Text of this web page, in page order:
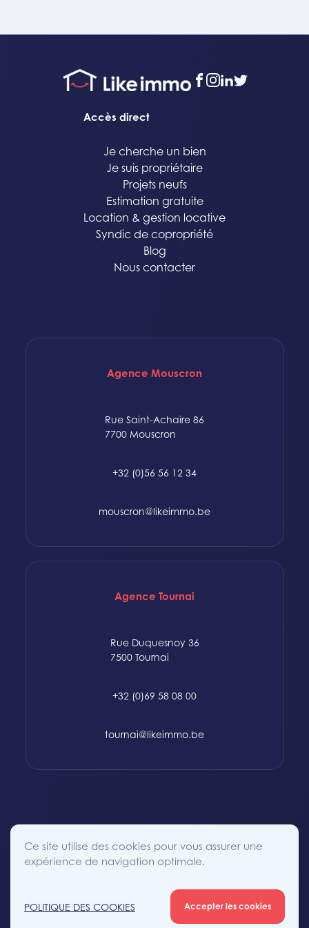
facebook
instagram
linkedin
twitter
Accès direct
Je cherche un bien
Je suis propriétaire
Projets neufs
Estimation gratuite
Location & gestion locative
Syndic de copropriété
Blog
Nous contacter
Agence Mouscron
Rue Saint-Achaire 86
7700 Mouscron
+32 (0)56 56 12 34
mouscron@likeimmo.be
Agence Tournai
Rue Duquesnoy 36
7500 Tournai
+32 (0)69 58 08 00
tournai@likeimmo.be
Politique des CookiesConditions générales
Ce site utilise des cookies pour vous assurer une
expérience de navigation optimale.
POLITIQUE DES COOKIES Accepter les cookies